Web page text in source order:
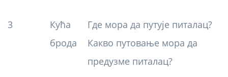
3
Кућа
брода
Где мора да путује питалац?
Какво путовање мора да
предузме питалац?